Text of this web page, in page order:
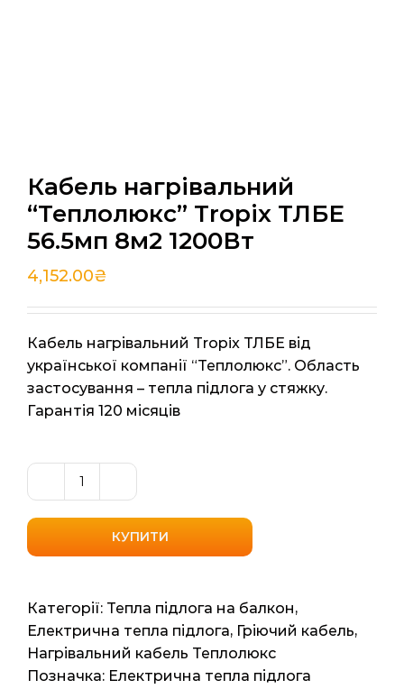
Кабель нагрівальний
“Теплолюкс” Tropix ТЛБЕ
56.5мп 8м2 1200Вт
4,152.00₴
Кабель нагрівальний Tropix ТЛБЕ від
української компанії “Теплолюкс”. Область
застосування – тепла підлога у стяжку.
Гарантія 120 місяців
Кабель
нагрівальний
"Теплолюкс"
Tropix
56.5мп
8м2
1200Вт
кількість
КУПИТИ
Категорії: Тепла підлога на балкон,
Електрична тепла підлога, Гріючий кабель,
Нагрівальний кабель Теплолюкс
Позначка: Електрична тепла підлога